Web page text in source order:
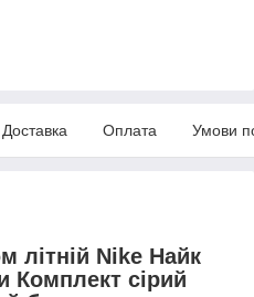
Доставка Оплата Умови
літній Nike Найк
Комплект сірий